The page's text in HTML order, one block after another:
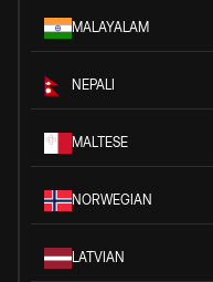
MALAYALAM
NEPALI
MALTESE
NORWEGIAN
LATVIAN